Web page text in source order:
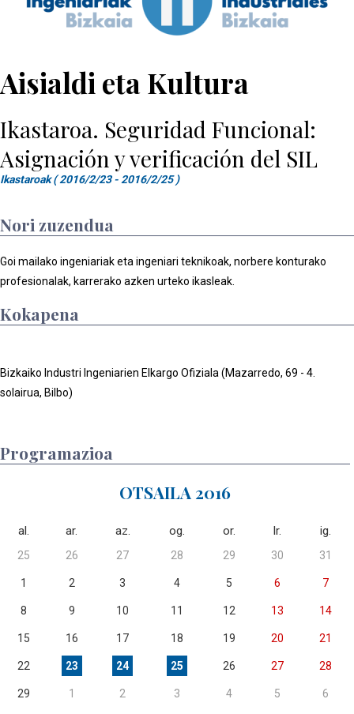
Aisialdi eta Kultura
Ikastaroa. Seguridad Funcional:
Asignación y verificación del SIL
Ikastaroak ( 2016/2/23 - 2016/2/25 )
Nori zuzendua
Goi mailako ingeniariak eta ingeniari teknikoak, norbere konturako
profesionalak, karrerako azken urteko ikasleak.
Kokapena
Bizkaiko Industri Ingeniarien Elkargo Ofiziala (Mazarredo, 69 - 4.
solairua, Bilbo)
Programazioa
OTSAILA 2016
al. ar. az. og. or. lr. ig.
25 26 27 28 29 30 31
1 2 3 4 5 6 7
8 9 10 11 12 13 14
15 16 17 18 19 20 21
22 23 24 25 26 27 28
29 1 2 3 4 5 6